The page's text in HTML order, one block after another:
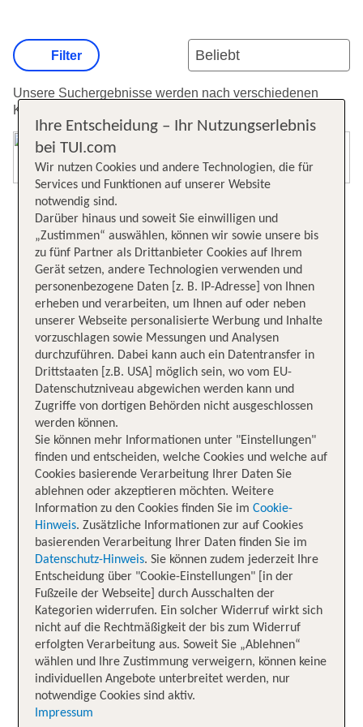
Unsere Suchergebnisse werden nach verschiedenen
Kriterien sortiert.
Filter
Ihre Entscheidung – Ihr Nutzungserlebnis
bei TUI.com
Wir nutzen Cookies und andere Technologien, die für
Services und Funktionen auf unserer Website
notwendig sind.
Darüber hinaus und soweit Sie einwilligen und
„Zustimmen“ auswählen, können wir sowie unsere bis
zu fünf Partner als Drittanbieter Cookies auf Ihrem
Gerät setzen, andere Technologien verwenden und
personenbezogene Daten [z. B. IP-Adresse] von Ihnen
erheben und verarbeiten, um Ihnen auf oder neben
unserer Webseite personalisierte Werbung und Inhalte
vorzuschlagen sowie Messungen und Analysen
durchzuführen. Dabei kann auch ein Datentransfer in
Drittstaaten [z.B. USA] möglich sein, wo vom EU-
Datenschutzniveau abgewichen werden kann und
Zugriffe von dortigen Behörden nicht ausgeschlossen
werden können.
Sie können mehr Informationen unter "Einstellungen"
finden und entscheiden, welche Cookies und welche auf
Cookies basierende Verarbeitung Ihrer Daten Sie
ablehnen oder akzeptieren möchten. Weitere
Information zu den Cookies finden Sie im Cookie-
Hinweis. Zusätzliche Informationen zur auf Cookies
basierenden Verarbeitung Ihrer Daten finden Sie im
Datenschutz-Hinweis. Sie können zudem jederzeit Ihre
Entscheidung über "Cookie-Einstellungen" [in der
Fußzeile der Webseite] durch Ausschalten der
Kategorien widerrufen. Ein solcher Widerruf wirkt sich
nicht auf die Rechtmäßigkeit der bis zum Widerruf
erfolgten Verarbeitung aus. Soweit Sie „Ablehnen“
wählen und Ihre Zustimmung verweigern, können keine
individuellen Angebote unterbreitet werden, nur
notwendige Cookies sind aktiv.
Impressum